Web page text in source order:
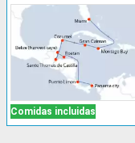
Comidas incluidas